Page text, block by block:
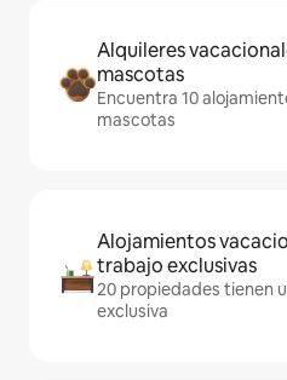
Alquileres
mascotas
Encuentra 10
mascotas
Alojamientos
trabajo exclusivas
20 propiedades tienen
exclusiva